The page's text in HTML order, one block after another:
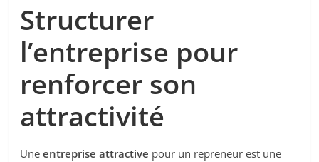
Structurer
l’entreprise pour
renforcer son
attractivité
Uneentreprise attractive pour un repreneur est une